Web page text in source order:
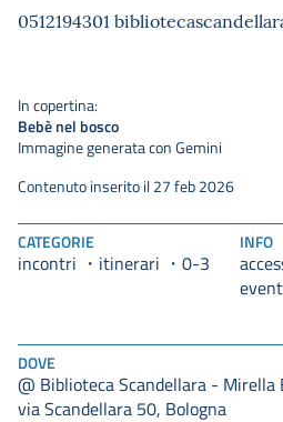
DOVE
@ Biblioteca Scandellara -
via Scandellara 50, Bologna
0512194301
CATEGORIE
incontri itinerari 0-3
INFO
In copertina:
Bebè nel bosco
Immagine generata con Gemini
Contenuto inserito il 27 feb 2026